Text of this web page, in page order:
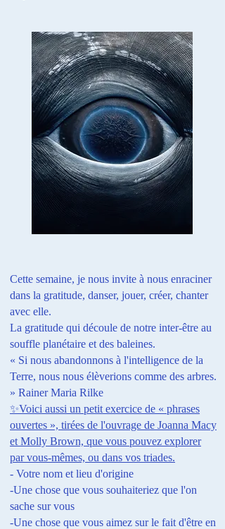
Cette semaine, je nous invite à nous enraciner
dans la gratitude, danser, jouer, créer, chanter
avec elle.
La gratitude qui découle de notre inter-être au
souffle planétaire et des baleines.
« Si nous abandonnons à l'intelligence de la
Terre, nous nous élèverions comme des arbres.
» Rainer Maria Rilke
✨Voici aussi un petit exercice de « phrases
ouvertes », tirées de l'ouvrage de Joanna Macy
et Molly Brown, que vous pouvez explorer
par vous-mêmes, ou dans vos triades.
- Votre nom et lieu d'origine
-Une chose que vous souhaiteriez que l'on
sache sur vous
-Une chose que vous aimez sur le fait d'être en